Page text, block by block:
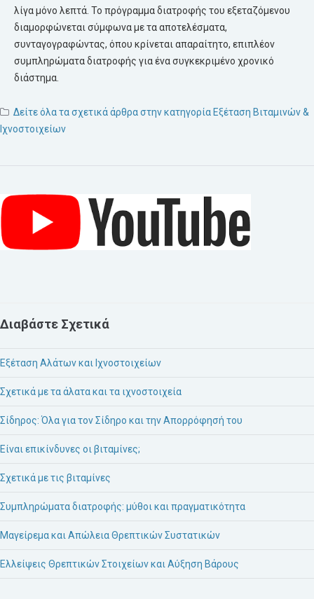
λίγα μόνο λεπτά. Το πρόγραμμα διατροφής του εξεταζόμενου
διαμορφώνεται σύμφωνα με τα αποτελέσματα,
συνταγογραφώντας, όπου κρίνεται απαραίτητο, επιπλέον
συμπληρώματα διατροφής για ένα συγκεκριμένο χρονικό
διάστημα.
Δείτε όλα τα σχετικά άρθρα στην κατηγορία Εξέταση Βιταμινών &
Ιχνοστοιχείων
Διαβάστε Σχετικά
Εξέταση Αλάτων και Ιχνοστοιχείων
Σχετικά με τα άλατα και τα ιχνοστοιχεία
Σίδηρος: Όλα για τον Σίδηρο και την Απορρόφησή του
Είναι επικίνδυνες οι βιταμίνες;
Σχετικά με τις βιταμίνες
Συμπληρώματα διατροφής: μύθοι και πραγματικότητα
Μαγείρεμα και Απώλεια Θρεπτικών Συστατικών
Ελλείψεις Θρεπτικών Στοιχείων και Αύξηση Βάρους